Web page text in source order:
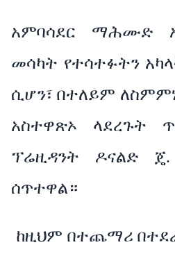
አምባሳደር ማሕሙድ
መሳካት የተሳተፉትን
ሲሆን፣ በተለይም
አስተዋጽኦ ላደረጉት
ፕሬዚዳንት ዶናልድ
ሰጥተዋል።
ከዚህም በተጨማሪ